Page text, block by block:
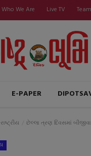
Who We Are Live TV Team
E-PAPER
છેલ્લા ત્રણ દિવસમાં